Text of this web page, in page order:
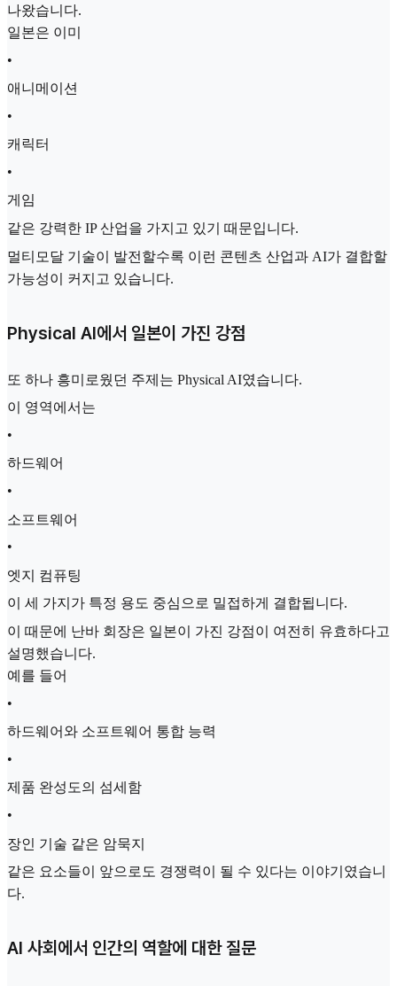
나왔습니다.
일본은 이미
•
애니메이션
•
캐릭터
•
게임
같은 강력한 IP 산업을 가지고 있기 때문입니다.
멀티모달 기술이 발전할수록 이런 콘텐츠 산업과 AI가 결합할
가능성이 커지고 있습니다.
Physical AI에서 일본이 가진 강점
또 하나 흥미로웠던 주제는 Physical AI였습니다.
이 영역에서는
•
하드웨어
•
소프트웨어
•
엣지 컴퓨팅
이 세 가지가 특정 용도 중심으로 밀접하게 결합됩니다.
이 때문에 난바 회장은 일본이 가진 강점이 여전히 유효하다고
설명했습니다.
예를 들어
•
하드웨어와 소프트웨어 통합 능력
•
제품 완성도의 섬세함
•
장인 기술 같은 암묵지
같은 요소들이 앞으로도 경쟁력이 될 수 있다는 이야기였습니
다.
AI 사회에서 인간의 역할에 대한 질문